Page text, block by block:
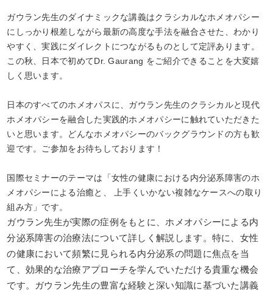
ガウラン先生のダイナミックな講義はクラシカルなホメオパシー
にしっかり根差しながら最新の高度な手法を融合させた、わかり
やすく、実践にダイレクトにつながるものとして定評あります。
この秋、日本で初めてDr. Gaurang をご紹介できることを大変嬉
しく思います。
日本のすべてのホメオパスに、ガウラン先生のクラシカルと現代
ホメオパシーを融合した実践的ホメオパシーに触れていただきた
いと思います。どんなホメオパシーのバックグラウンドの方も歓
迎です。ご参加をお待ちしております！
国際セミナーのテーマは「女性の健康における内分泌系障害のホ
メオパシーによる治癒と、 上手くいかない複雑なケースへの取り
組み方」です。
ガウラン先生が実際の症例をもとに、ホメオパシーによる内
分泌系障害の治療法について詳しく解説します。特に、女性
の健康において頻繁に見られる内分泌系の問題に焦点を当
て、効果的な治療アプローチを学んでいただける貴重な機会
です。ガウラン先生の豊富な経験と深い知識に基づいた講義